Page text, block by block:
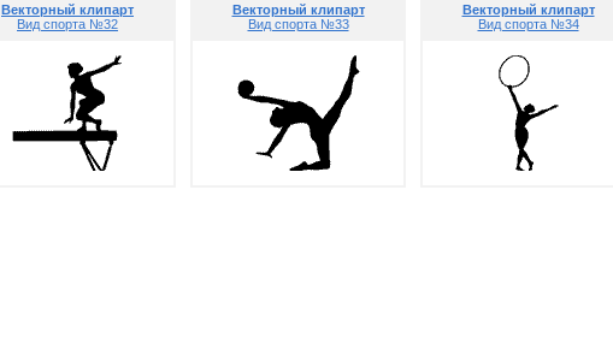
Векторный клипарт
Вид спорта №32
Векторный клипарт
Вид спорта №33
Векторный клипарт
Вид спорта №34